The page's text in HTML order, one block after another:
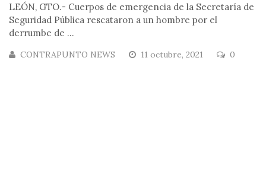
LEÓN, GTO.- Cuerpos de emergencia de la Secretaría de
Seguridad Pública rescataron a un hombre por el
derrumbe de ...
CONTRAPUNTO NEWS 11 octubre, 2021 0